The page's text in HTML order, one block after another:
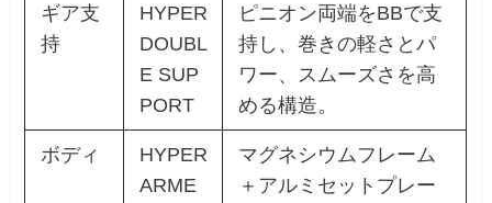
ギア支
持
HYPER
DOUBL
E SUP
PORT
ピニオン両端をBBで支
持し、巻きの軽さとパ
ワー、スムーズさを高
める構造。
ボディ
HYPER
ARME
マグネシウムフレーム
＋アルミセットプレー